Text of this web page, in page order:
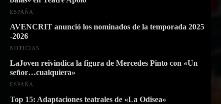
ESPAÑA
AVENCRIT anunció los nominados de la temporada 2025
-2026
NOTICIAS
LaJoven reivindica la figura de Mercedes Pinto con «Un
señor…cualquiera»
ESPAÑA
Top 15: Adaptaciones teatrales de «La Odisea»